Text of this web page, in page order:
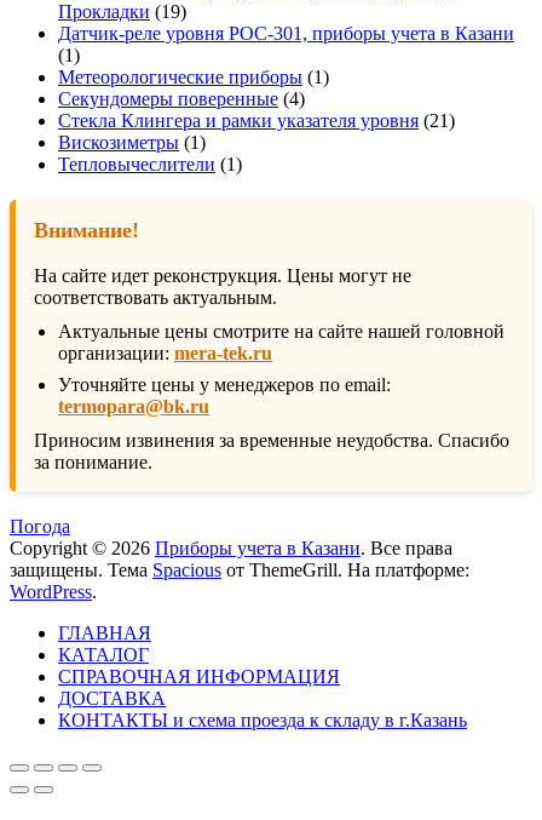
Прокладки
1919
товаров
Датчик-реле уровня РОС-301, приборы учета в Казани
11
товар
Метеорологические приборы 11
Секундомеры поверенные 44
товара
Стекла Клингера и рамки указателя уровня 2121
Вискозиметры 11
товар
Тепловычеслители 11
Внимание!
На сайте идет реконструкция. Цены могут не
соответствовать актуальным.
Актуальные цены смотрите на сайте нашей головной
организации: mera-tek.ru
Уточняйте цены у менеджеров по email:
termopara@bk.ru
Приносим извинения за временные неудобства. Спасибо
за понимание.
Погода
Copyright © 2026 Приборы учета в Казани. Все права
защищены. Тема Spacious от ThemeGrill. На платформе:
WordPress.
ГЛАВНАЯ
КАТАЛОГ
СПРАВОЧНАЯ ИНФОРМАЦИЯ
ДОСТАВКА
КОНТАКТЫ и схема проезда к складу в г.Казань